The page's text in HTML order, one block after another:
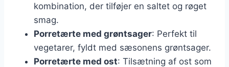
kombination, der tilføjer en saltet og røget
smag.
Porretærte med grøntsager: Perfekt til
vegetarer, fyldt med sæsonens grøntsager.
Porretærte med ost: Tilsætning af ost som